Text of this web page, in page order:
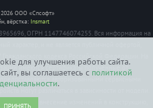
для улучшения работы сайта.
вы соглашаетесь с политикой
.
ПРИНЯТЬ
ООО «Спсофт»
вёрстка: Insmart
ОГРН 1147746074255. Вся информация на
кодекса Российской Федерации. На
имеются сертификаты полученные от
авторизованными сервисными
могут различаться в зависимости от модели.
право на внесение изменений в конструкцию,